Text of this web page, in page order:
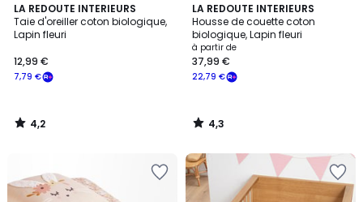
LA REDOUTE INTERIEURS
Taie d'oreiller coton biologique,
Lapin fleuri
€
souscrivez
notre
programme
à
7,79 €
12,99 €
4,2
/ 5
4,2
/
LA REDOUTE INTERIEURS
Housse de couette coton
biologique, Lapin fleuri
à partir de
22,79 €
37,99 €
4,3
/ 5
4,3
/